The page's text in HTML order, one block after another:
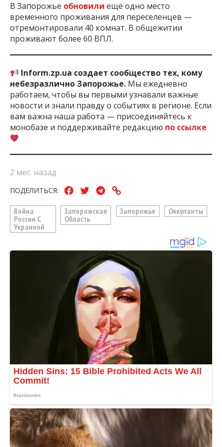
В Запорожье обновили ещё одно место
временного проживания для переселенцев —
отремонтировали 40 комнат. В общежитии
проживают более 60 ВПЛ.
Inform.zp.ua создает сообщество тех, кому
небезразлично Запорожье. Мы ежедневно
работаем, чтобы вы первыми узнавали важные
новости и знали правду о событиях в регионе. Если
вам важна наша работа — присоединяйтесь к
монобазе и поддерживайте редакцию по ссылке
2 мес. назад
ПОДЕЛИТЬСЯ:
Война
России С
Украиной
Запорожская
Область
Запорожье Оккупанты